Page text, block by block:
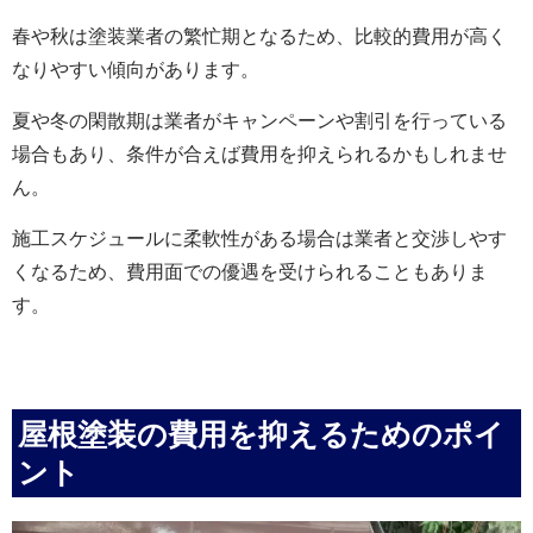
春や秋は塗装業者の繁忙期となるため、比較的費用が高く
なりやすい傾向があります。
夏や冬の閑散期は業者がキャンペーンや割引を行っている
場合もあり、条件が合えば費用を抑えられるかもしれませ
ん。
施工スケジュールに柔軟性がある場合は業者と交渉しやす
くなるため、費用面での優遇を受けられることもありま
す。
屋根塗装の費用を抑えるためのポイ
ント